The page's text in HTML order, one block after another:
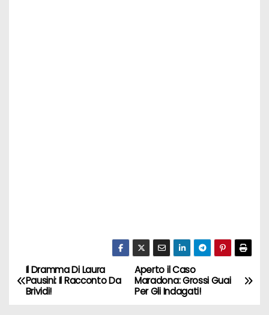
N
a
Aperto il Caso
Maradona: Grossi Guai
Per Gli Indagati!
Il Dramma Di Laura
Pausini: Il Racconto Da
Brividi!